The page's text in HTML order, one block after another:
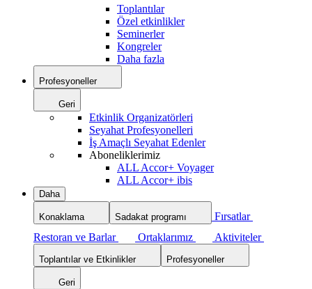
Toplantılar
Özel etkinlikler
Seminerler
Kongreler
Daha fazla
Profesyoneller
Geri
Etkinlik Organizatörleri
Seyahat Profesyonelleri
İş Amaçlı Seyahat Edenler
Aboneliklerimiz
ALL Accor+ Voyager
ALL Accor+ ibis
Daha
Konaklama Sadakat programı
Fırsatlar
Restoran ve Barlar
Ortaklarımız Aktiviteler
Toplantılar ve Etkinlikler Profesyoneller
Geri